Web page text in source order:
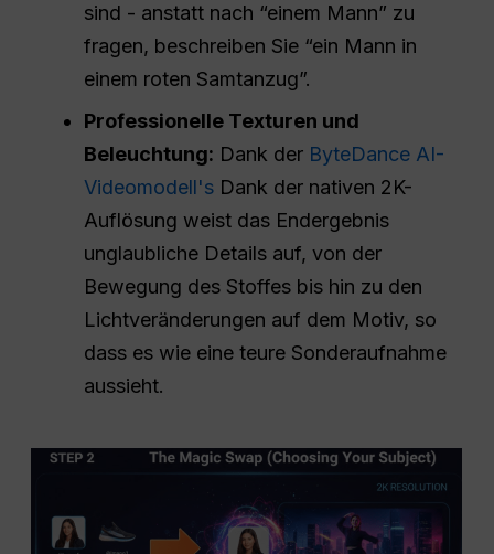
sind - anstatt nach “einem Mann” zu
fragen, beschreiben Sie “ein Mann in
einem roten Samtanzug”.
Professionelle Texturen und
Beleuchtung: Dank der ByteDance AI-
Videomodell's Dank der nativen 2K-
Auflösung weist das Endergebnis
unglaubliche Details auf, von der
Bewegung des Stoffes bis hin zu den
Lichtveränderungen auf dem Motiv, so
dass es wie eine teure Sonderaufnahme
aussieht.